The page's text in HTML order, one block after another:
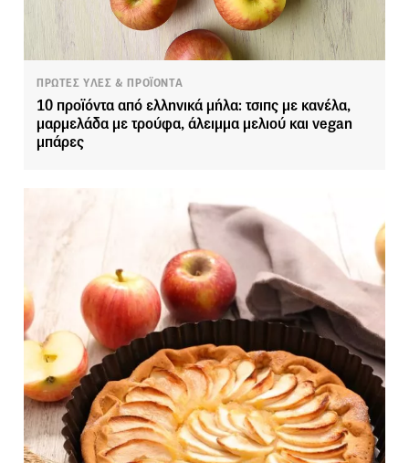
ΠΡΩΤΕΣ ΥΛΕΣ & ΠΡΟΪΟΝΤΑ
10 προϊόντα από ελληνικά μήλα: τσιπς με κανέλα,
μαρμελάδα με τρούφα, άλειμμα μελιού και vegan
μπάρες